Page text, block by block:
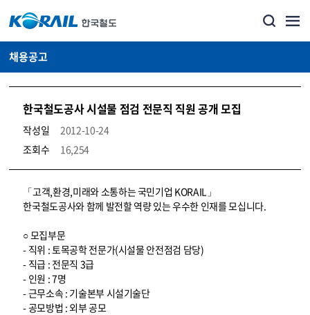
채용공고
한국철도공사 시설물 점검 전문직 직원 공개 모집
작성일
2012-10-24
조회수
16,254
코레일소개_경영공시_채용공고 상세보기 – 내용, 파일, 담당자 연락처로 구성
「고객,환경,미래와 소통하는 국민기업 KORAIL」
한국철도공사와 함께 발전할 역량 있는 우수한 인재를 모십니다.
○ 모집부문
- 직위 : 토목공학 전문가(시설물 안전점검 담당)
- 직급 : 전문직 3급
- 인원 : 7명
- 근무소속 : 기술본부 시설기술단
- 공모방법 : 외부 공모